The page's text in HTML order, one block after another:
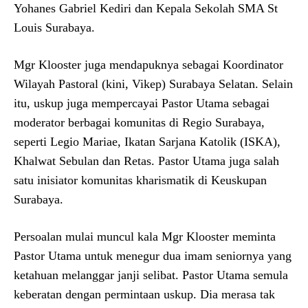
Yohanes Gabriel Kediri dan Kepala Sekolah SMA St
Louis Surabaya.
Mgr Klooster juga mendapuknya sebagai Koordinator
Wilayah Pastoral (kini, Vikep) Surabaya Selatan. Selain
itu, uskup juga mempercayai Pastor Utama sebagai
moderator berbagai komunitas di Regio Surabaya,
seperti Legio Mariae, Ikatan Sarjana Katolik (ISKA),
Khalwat Sebulan dan Retas. Pastor Utama juga salah
satu inisiator komunitas kharismatik di Keuskupan
Surabaya.
Persoalan mulai muncul kala Mgr Klooster meminta
Pastor Utama untuk menegur dua imam seniornya yang
ketahuan melanggar janji selibat. Pastor Utama semula
keberatan dengan permintaan uskup. Dia merasa tak